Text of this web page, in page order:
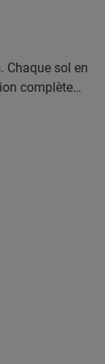
Chaque sol en
complète
couches,